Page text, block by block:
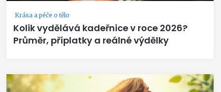
Krása a péče o tělo
Kolik vydělává kadeřnice v roce 2026?
Průměr, příplatky a reálné výdělky